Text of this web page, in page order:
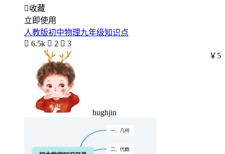
收藏
立即使用
人教版初中物理九年级知识点
 6.5k  2  3
hughjin
￥5